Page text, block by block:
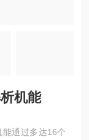
机能
通过多达16个